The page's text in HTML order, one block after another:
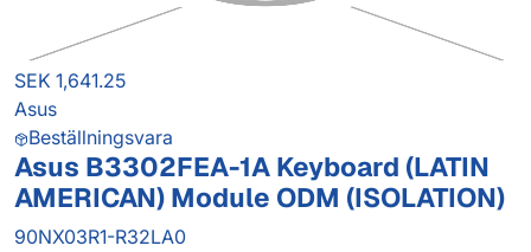
SEK 1,641.25
Asus
Beställningsvara
Asus B3302FEA-1A Keyboard (LATIN
AMERICAN) Module ODM (ISOLATION)
90NX03R1-R32LA0